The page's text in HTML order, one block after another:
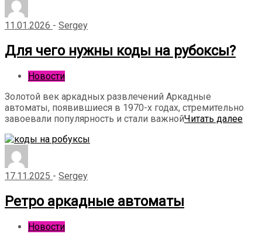
11.01.2026 - Sergey
Для чего нужны коды на рубоксы?
Новости
Золотой век аркадных развлечений Аркадные
автоматы, появившиеся в 1970-х годах, стремительно
завоевали популярность и стали важнойЧитать далее
17.11.2025 - Sergey
Ретро аркадные автоматы
Новости